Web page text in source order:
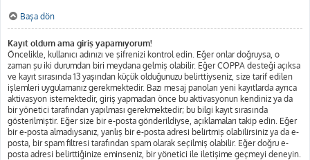
Başa dön
Kayıt oldum ama giriş yapamıyorum!
Öncelikle, kullanıcı adınızı ve şifrenizi kontrol edin. Eğer onlar doğruysa, o
zaman şu iki durumdan biri meydana gelmiş olabilir. Eğer COPPA desteği açıksa
ve kayıt sırasında 13 yaşından küçük olduğunuzu belirttiyseniz, size tarif edilen
işlemleri uygulamanız gerekmektedir. Bazı mesaj panoları yeni kayıtlarda ayrıca
aktivasyon istemektedir, giriş yapmadan önce bu aktivasyonun kendiniz ya da
bir yönetici tarafından yapılması gerekmektedir; bu bilgi kayıt sırasında
gösterilmiştir. Eğer size bir e-posta gönderildiyse, açıklamaları takip edin. Eğer
bir e-posta almadıysanız, yanlış bir e-posta adresi belirtmiş olabilirsiniz ya da e-
posta, bir spam filtresi tarafından spam olarak seçilmiş olabilir. Eğer doğru e-
posta adresi belirttiğinize eminseniz, bir yönetici ile iletişime geçmeyi deneyin.